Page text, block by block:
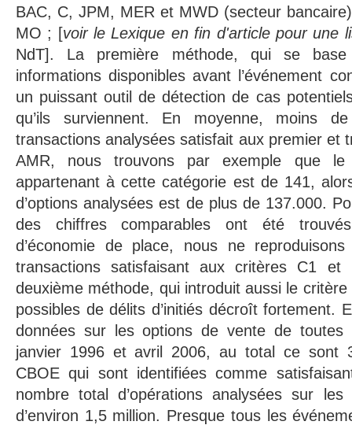
BAC, C, JPM, MER et MWD (secteur
MO ; [voir le Lexique en fin d'article pour une
NdT]. La première méthode, qui se
informations disponibles avant l’événement
un puissant outil de détection de cas
qu’ils surviennent. En moyenne, moins
transactions analysées satisfait aux premier et
AMR, nous trouvons par exemple que le
appartenant à cette catégorie est de 141,
d’options analysées est de plus de 137.000.
des chiffres comparables ont été
d’économie de place, nous ne
transactions satisfaisant aux critères C1
deuxième méthode, qui introduit aussi le
possibles de délits d’initiés décroît fortement.
données sur les options de vente de toutes
janvier 1996 et avril 2006, au total ce sont
CBOE qui sont identifiées comme
nombre total d’opérations analysées sur
d’environ 1,5 million. Presque tous les